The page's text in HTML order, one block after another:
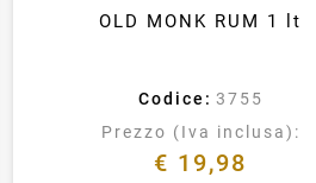
OLD MONK RUM 1 lt
Codice: 3755
Prezzo (Iva inclusa):
€ 19,98